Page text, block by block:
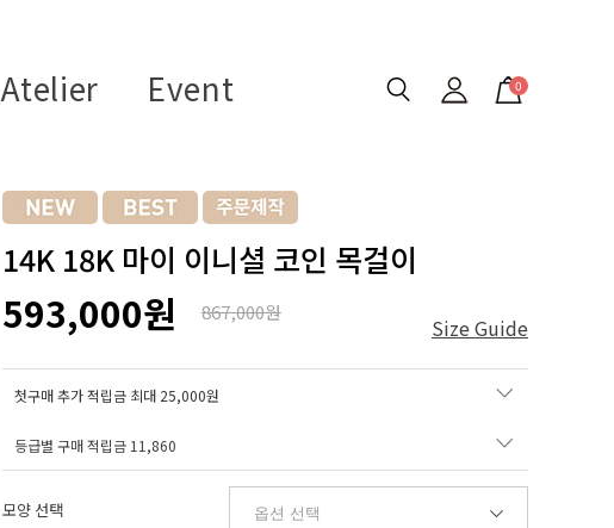
Atelier Event 0
14K 18K 마이 이니셜 코인 목걸이
593,000원 867,000원
Size Guide
첫구매 추가 적립금 최대 25,000원
등급별 구매 적립금 11,860
모양 선택